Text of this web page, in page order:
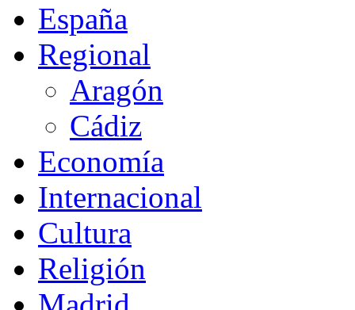
España
Regional
Aragón
Cádiz
Economía
Internacional
Cultura
Religión